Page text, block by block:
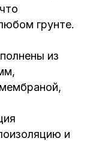
грунте.
из
и